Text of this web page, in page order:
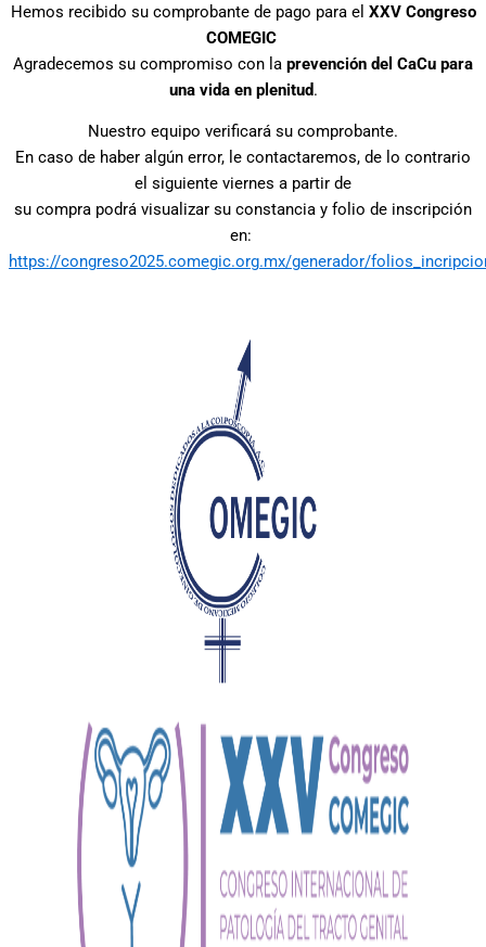
Hemos recibido su comprobante de pago para el XXV Congreso
COMEGIC
Agradecemos su compromiso con la prevención del CaCu para
una vida en plenitud.
Nuestro equipo verificará su comprobante.
En caso de haber algún error, le contactaremos, de lo contrario
el siguiente viernes a partir de
su compra podrá visualizar su constancia y folio de inscripción
en:
https://congreso2025.comegic.org.mx/generador/